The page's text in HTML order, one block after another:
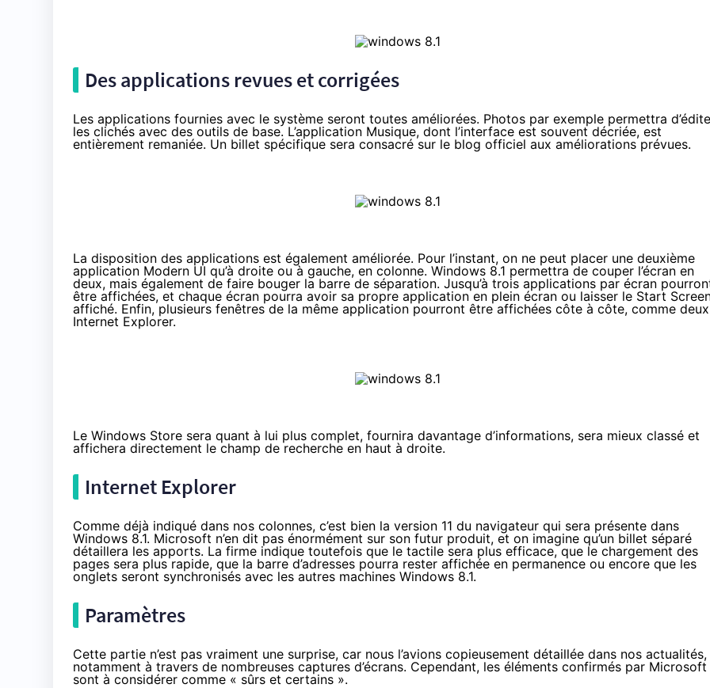
Des applications revues et corrigées
Les applications fournies avec le système seront toutes améliorées. Photos par exemple permettra
les clichés avec des outils de base. L’application Musique, dont l’interface est souvent décriée, est
entièrement remaniée. Un billet spécifique sera consacré sur le blog officiel aux améliorations prévues.
La disposition des applications est également améliorée. Pour l’instant, on ne peut placer une deuxième
application Modern UI qu’à droite ou à gauche, en colonne. Windows 8.1 permettra de couper l’écran en
deux, mais également de faire bouger la barre de séparation. Jusqu’à trois applications par écran
être affichées, et chaque écran pourra avoir sa propre application en plein écran ou laisser le Start
affiché. Enfin, plusieurs fenêtres de la même application pourront être affichées côte à côte, comme deux
Internet Explorer.
Le Windows Store sera quant à lui plus complet, fournira davantage d’informations, sera mieux classé et
affichera directement le champ de recherche en haut à droite.
Internet Explorer
Comme déjà indiqué dans nos colonnes, c’est bien la version 11 du navigateur qui sera présente dans
Windows 8.1. Microsoft n’en dit pas énormément sur son futur produit, et on imagine qu’un billet séparé
détaillera les apports. La firme indique toutefois que le tactile sera plus efficace, que le chargement des
pages sera plus rapide, que la barre d’adresses pourra rester affichée en permanence ou encore que les
onglets seront synchronisés avec les autres machines Windows 8.1.
Paramètres
Cette partie n’est pas vraiment une surprise, car nous l’avions copieusement détaillée dans nos actualités,
notamment à travers de nombreuses captures d’écrans. Cependant, les éléments confirmés par Microsoft
sont à considérer comme « sûrs et certains ».